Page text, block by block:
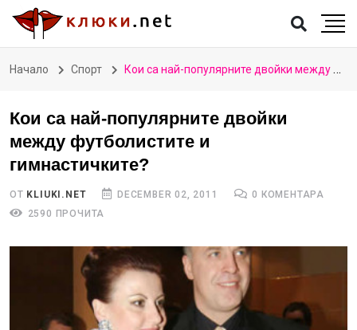
Начало Спорт Кои са най-популярните двойки между футболистите и гимнастичките?
Кои са най-популярните двойки
между футболистите и
гимнастичките?
ОТ KLIUKI.NET DECEMBER 02, 2011
0 КОМЕНТАРА
2590 ПРОЧИТА